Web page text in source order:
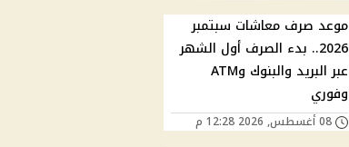
موعد صرف معاشات سبتمبر
2026.. بدء الصرف أول الشهر
عبر البريد والبنوك وATM
وفوري
08 أغسطس, 2026 12:28 م